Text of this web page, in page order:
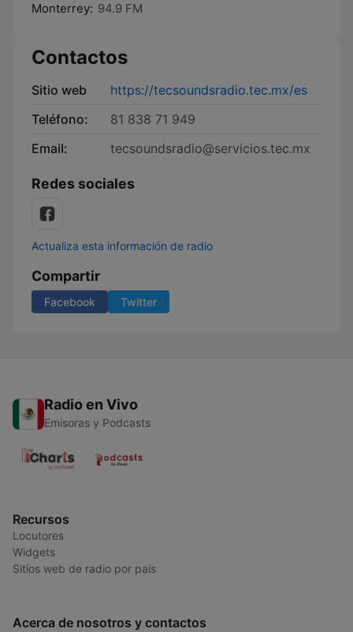
Monterrey: 94.9 FM
Contactos
Sitio web
https://tecsoundsradio.tec.mx/es
Teléfono:
81 838 71 949
Email:
tecsoundsradio@servicios.tec.mx
Redes sociales
Actualiza esta información de radio
Compartir
Facebook Twitter
Radio en Vivo
Emisoras y Podcasts
Recursos
Locutores
Widgets
Sitios web de radio por país
Acerca de nosotros y contactos